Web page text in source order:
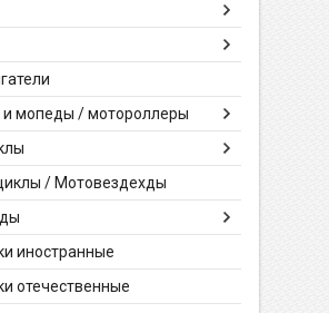
и мопеды / мотороллеры
/ Мотовездехды
иностранные
отечественные